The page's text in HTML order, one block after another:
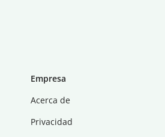
Empresa
Acerca de
Privacidad